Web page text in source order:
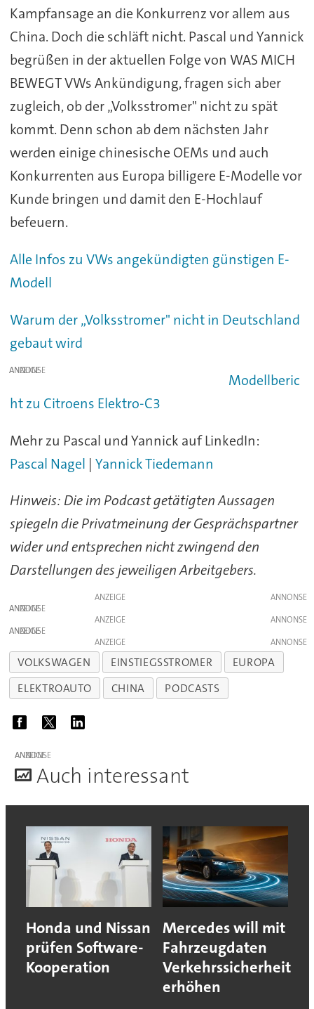
Kampfansage an die Konkurrenz vor allem aus
China. Doch die schläft nicht. Pascal und Yannick
begrüßen in der aktuellen Folge von WAS MICH
BEWEGT VWs Ankündigung, fragen sich aber
zugleich, ob der „Volksstromer" nicht zu spät
kommt. Denn schon ab dem nächsten Jahr
werden einige chinesische OEMs und auch
Konkurrenten aus Europa billigere E-Modelle vor
Kunde bringen und damit den E-Hochlauf
befeuern.
Alle Infos zu VWs angekündigten günstigen E-
Modell
Warum der „Volksstromer" nicht in Deutschland
gebaut wird
ANZEIGE
Modellberic
ht zu Citroens Elektro-C3
Mehr zu Pascal und Yannick auf LinkedIn:
Pascal Nagel | Yannick Tiedemann
Hinweis: Die im Podcast getätigten Aussagen
spiegeln die Privatmeinung der Gesprächspartner
wider und entsprechen nicht zwingend den
Darstellungen des jeweiligen Arbeitgebers.
ANZEIGE
ANZEIGE
ANZEIGE
ANZEIGE
ANZEIGE
VOLKSWAGEN EINSTIEGSSTROMER
EUROPA
ELEKTROAUTO
CHINA PODCASTS
ANZEIGE
Auch interessant
Honda und Nissan
prüfen Software-
Kooperation
Mercedes will mit
Fahrzeugdaten
Verkehrssicherheit
erhöhen